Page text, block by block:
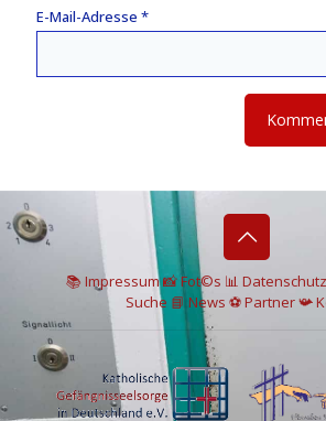
E-Mail-Adresse *
📚 Impressum📸Fot©s 📊 Datenschutz
Suche 📘 News ⚽Partner📯